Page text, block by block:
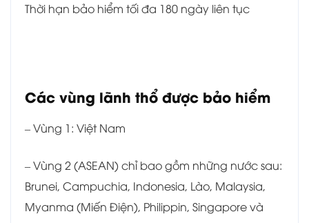
Thời hạn bảo hiểm tối đa 180 ngày liên tục
Các vùng lãnh thổ được bảo hiểm
– Vùng 1: Việt Nam
– Vùng 2 (ASEAN) chỉ bao gồm những nước sau:
Brunei, Campuchia, Indonesia, Lào, Malaysia,
Myanma (Miến Điện), Philippin, Singapore và